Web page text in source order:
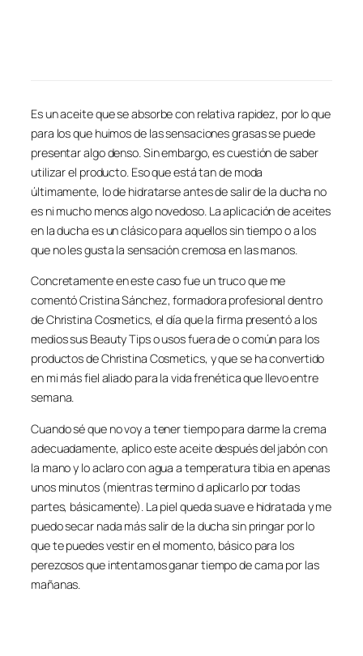
Es un aceite que se absorbe con relativa rapidez, por lo que
para los que huimos de las sensaciones grasas se puede
presentar algo denso. Sin embargo, es cuestión de saber
utilizar el producto. Eso que está tan de moda
últimamente, lo de hidratarse antes de salir de la ducha no
es ni mucho menos algo novedoso. La aplicación de aceites
en la ducha es un clásico para aquellos sin tiempo o a los
que no les gusta la sensación cremosa en las manos.
Concretamente en este caso fue un truco que me
comentó Cristina Sánchez, formadora profesional dentro
de Christina Cosmetics, el día que la firma presentó a los
medios sus Beauty Tips o usos fuera de o común para los
productos de Christina Cosmetics, y que se ha convertido
en mi más fiel aliado para la vida frenética que llevo entre
semana.
Cuando sé que no voy a tener tiempo para darme la crema
adecuadamente, aplico este aceite después del jabón con
la mano y lo aclaro con agua a temperatura tibia en apenas
unos minutos (mientras termino d aplicarlo por todas
partes, básicamente). La piel queda suave e hidratada y me
puedo secar nada más salir de la ducha sin pringar por lo
que te puedes vestir en el momento, básico para los
perezosos que intentamos ganar tiempo de cama por las
mañanas.